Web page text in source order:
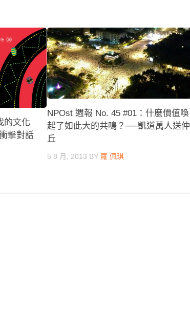
的文化
擊對話
NPOst 週報 No. 45 #01：什麼價值喚
起了如此大的共鳴？──凱道萬人送仲
丘
5 8 月, 2013 BY 羅 佩琪